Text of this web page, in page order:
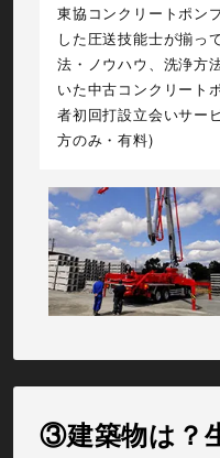
東協コンクリートポン
した圧送技能士が揃っ
法・ノウハウ、洗浄方
いた中古コンクリート
者初回打設立会いサー
方のみ・有料)
③建築物は？